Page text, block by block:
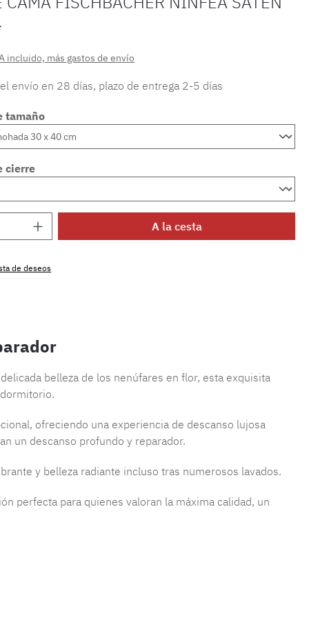
incluido, más gastos de envío
envío en 28 días, plazo de entrega 2-5 días
tamaño
cierre
del producto: introduce la cantidad
A la cesta
de deseos
belleza de los nenúfares en flor, esta exquisita
ofreciendo una experiencia de descanso lujosa
un descanso profundo y reparador.
y belleza radiante incluso tras numerosos lavados.
perfecta para quienes valoran la máxima calidad, un